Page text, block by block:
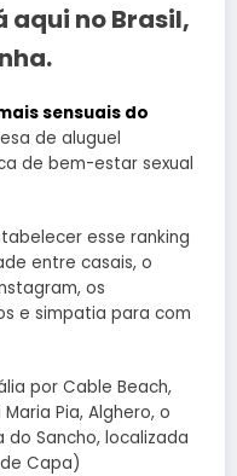
aqui no Brasil,
sensuais do
de aluguel
de bem-estar sexual
esse ranking
entre casais, o
os
e simpatia para com
por Cable Beach,
Pia, Alghero, o
do Sancho, localizada
Capa)